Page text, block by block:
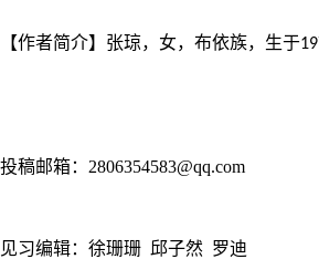
【作者简介】 张琼，女，布依族，生于
投稿邮箱：2806354583@qq.com
见习编辑：徐珊珊 邱子然 罗迪